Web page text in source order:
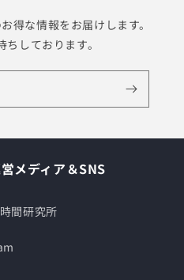
得な情報をお届けします。
しております。
メディア＆SNS
間研究所